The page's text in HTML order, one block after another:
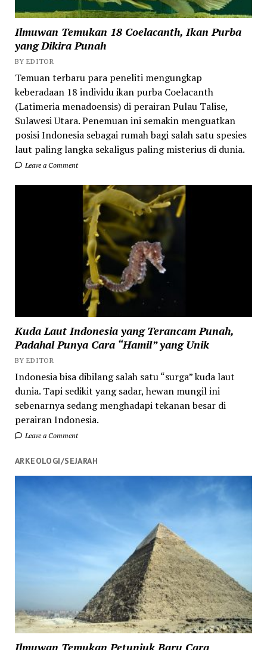
Ilmuwan Temukan 18 Coelacanth, Ikan Purba
yang Dikira Punah
BY EDITOR
Temuan terbaru para peneliti mengungkap
keberadaan 18 individu ikan purba Coelacanth
(Latimeria menadoensis) di perairan Pulau Talise,
Sulawesi Utara. Penemuan ini semakin menguatkan
posisi Indonesia sebagai rumah bagi salah satu spesies
laut paling langka sekaligus paling misterius di dunia.
Leave a Comment
Kuda Laut Indonesia yang Terancam Punah,
Padahal Punya Cara “Hamil” yang Unik
BY EDITOR
Indonesia bisa dibilang salah satu “surga” kuda laut
dunia. Tapi sedikit yang sadar, hewan mungil ini
sebenarnya sedang menghadapi tekanan besar di
perairan Indonesia.
Leave a Comment
ARKEOLOGI/SEJARAH
Ilmuwan Temukan Petunjuk Baru Cara